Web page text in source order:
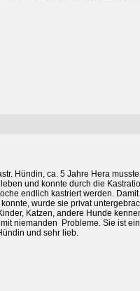
Hündin, ca. 5 Jahre Hera
und konnte durch die
endlich kastriert werden.
wurde sie privat
Katzen, andere Hunde
niemanden Probleme. Sie ist
und sehr lieb.